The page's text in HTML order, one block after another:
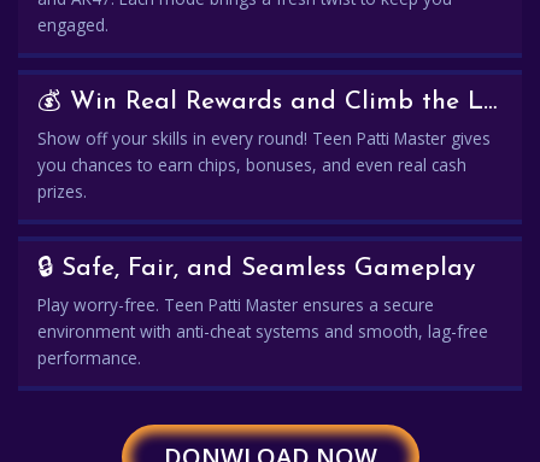
engaged.
💰 Win Real Rewards and Climb the Leaderboard
Show off your skills in every round! Teen Patti Master gives
you chances to earn chips, bonuses, and even real cash
prizes.
🔒 Safe, Fair, and Seamless Gameplay
Play worry-free. Teen Patti Master ensures a secure
environment with anti-cheat systems and smooth, lag-free
performance.